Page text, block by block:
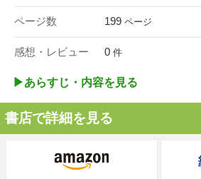
ページ数 199 ページ
感想・レビュー 0 件
▶︎あらすじ・内容を見る
書店で詳細を見る